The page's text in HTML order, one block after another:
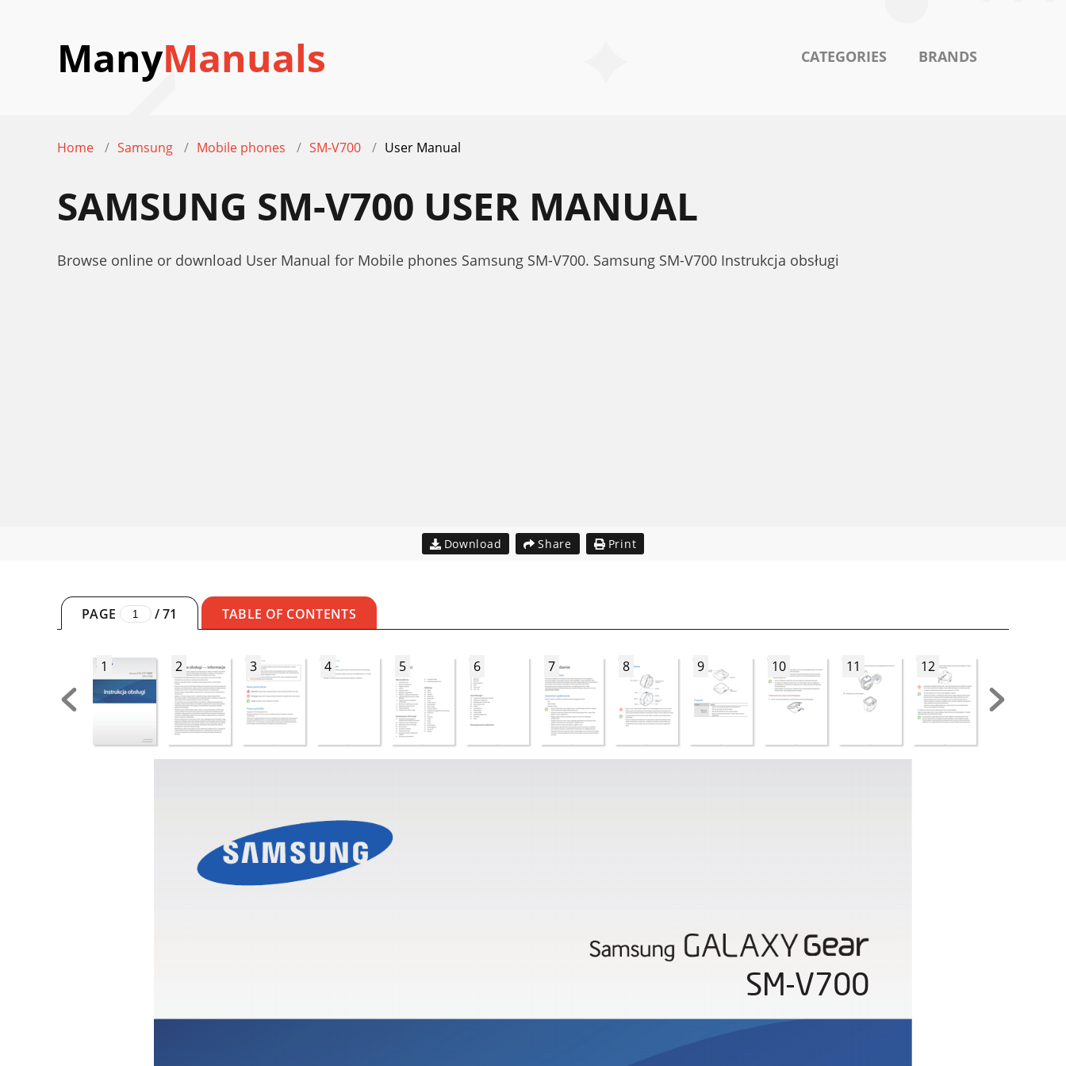
ManyManuals CATEGORIES BRANDS
Home Samsung Mobile phones SM-V700 User Manual
SAMSUNG SM-V700 USER MANUAL
Browse online or download User Manual for Mobile phones Samsung SM-V700. Samsung SM-V700 Instrukcja obsługi
Download Share Print
PAGE /71 TABLE OF CONTENTS
1 2 3 4 5 6 7 8 9 10 11 12
SM-V700